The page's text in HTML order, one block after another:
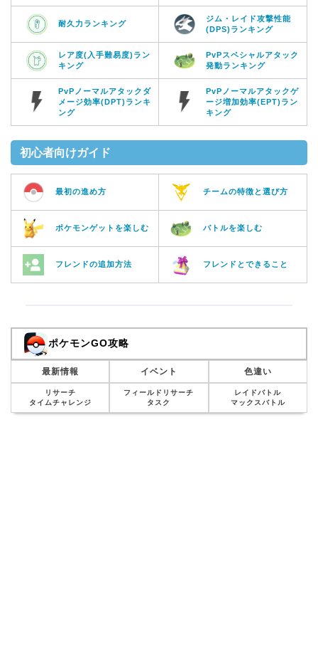
耐久力ランキング
ジム・レイド攻撃性能
(DPS)ランキング
レア度(入手難易度)ラン
キング
PvPスペシャルアタック
発動ランキング
PvPノーマルアタックダ
メージ効率(DPT)ランキ
ング
PvPノーマルアタックゲ
ージ増加効率(EPT)ラン
キング
初心者向けガイド
最初の進め方 チームの特徴と選び方
ポケモンゲットを楽しむ バトルを楽しむ
フレンドの追加方法 フレンドとできること
ポケモンGO攻略
最新情報 イベント 色違い
リサーチ
タイムチャレンジ
フィールドリサーチ
タスク
レイドバトル
マックスバトル